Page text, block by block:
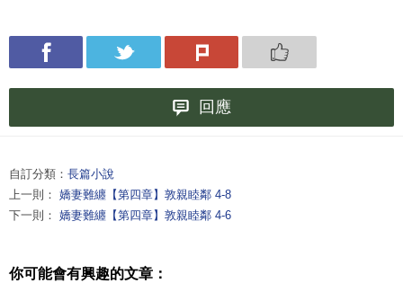
回應
自訂分類： 長篇小說
上一則： 嬌妻難纏【第四章】敦親睦鄰 4-8
下一則： 嬌妻難纏【第四章】敦親睦鄰 4-6
你可能會有興趣的文章：